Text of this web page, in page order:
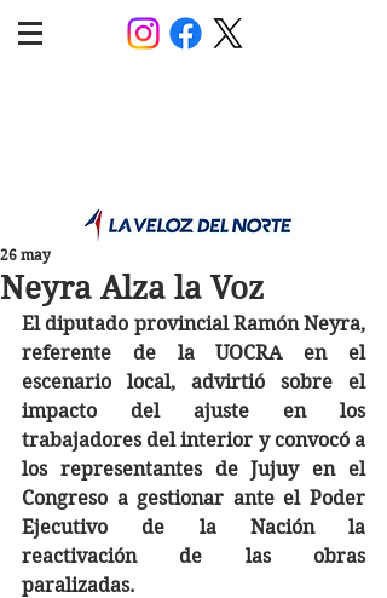
Neyra Alza la Voz
26 may
El diputado provincial Ramón Neyra,
referente de la UOCRA en el
escenario local, advirtió sobre el
impacto del ajuste en los
trabajadores del interior y convocó a
los representantes de Jujuy en el
Congreso a gestionar ante el Poder
Ejecutivo de la Nación la
reactivación de las obras
paralizadas.